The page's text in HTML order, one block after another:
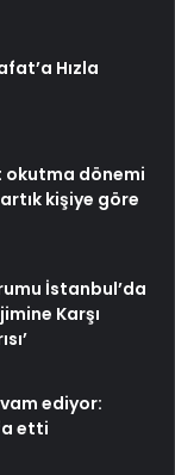
Hızla
okutma dönemi
kişiye göre
İstanbul’da
Karşı
ediyor:
etti